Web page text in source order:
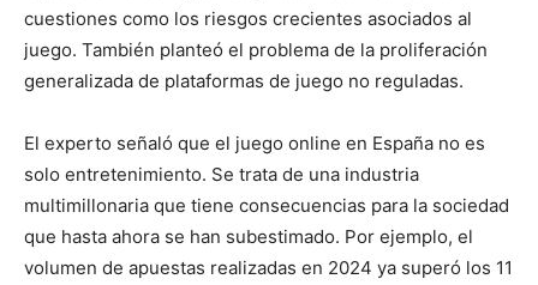
cuestiones como los riesgos crecientes asociados al
juego. También planteó el problema de la proliferación
generalizada de plataformas de juego no reguladas.
El experto señaló que el juego online en España no es
solo entretenimiento. Se trata de una industria
multimillonaria que tiene consecuencias para la sociedad
que hasta ahora se han subestimado. Por ejemplo, el
volumen de apuestas realizadas en 2024 ya superó los 11